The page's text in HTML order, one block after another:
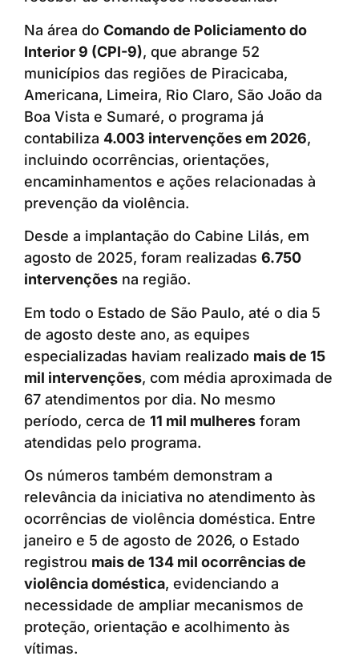
Na área do Comando de Policiamento do
Interior 9 (CPI-9), que abrange 52
municípios das regiões de Piracicaba,
Americana, Limeira, Rio Claro, São João da
Boa Vista e Sumaré, o programa já
contabiliza 4.003 intervenções em 2026,
incluindo ocorrências, orientações,
encaminhamentos e ações relacionadas à
prevenção da violência.
Desde a implantação do Cabine Lilás, em
agosto de 2025, foram realizadas 6.750
intervenções na região.
Em todo o Estado de São Paulo, até o dia 5
de agosto deste ano, as equipes
especializadas haviam realizado mais de 15
mil intervenções, com média aproximada de
67 atendimentos por dia. No mesmo
período, cerca de 11 mil mulheres foram
atendidas pelo programa.
Os números também demonstram a
relevância da iniciativa no atendimento às
ocorrências de violência doméstica. Entre
janeiro e 5 de agosto de 2026, o Estado
registrou mais de 134 mil ocorrências de
violência doméstica, evidenciando a
necessidade de ampliar mecanismos de
proteção, orientação e acolhimento às
vítimas.